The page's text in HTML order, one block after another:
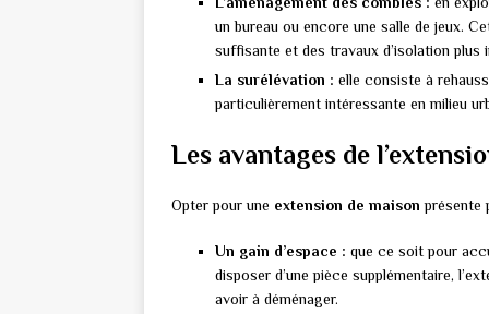
un bureau ou encore une salle de jeux.
suffisante et des travaux d’isolation plus
La surélévation : elle consiste à
particulièrement intéressante en milieu
Les avantages de
Opter pour une extension de maison présente
Un gain d’espace : que ce soit pour
disposer d’une pièce supplémentaire,
avoir à déménager.